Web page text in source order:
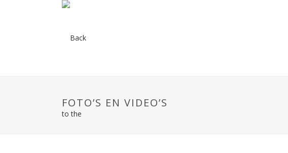
FOTO’S EN VIDEO’S